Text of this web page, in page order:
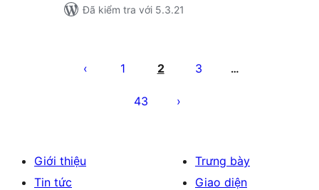
Đã kiểm tra với 5.3.21
trang
1 2 3 …
43
Giới thiệu
Tin tức
Trưng bày
Giao diện